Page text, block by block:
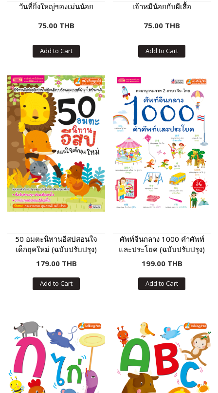
วันที่ยิ่งใหญ่ของเม่นน้อย
75.00 THB
Add to Cart
เจ้าหมีน้อยกับผีเสื้อ
75.00 THB
Add to Cart
50 อมตะนิทานอีสปสอนใจ
เด็กยุคใหม่ (ฉบับปรับปรุง)
179.00 THB
Add to Cart
ศัพท์จีนกลาง 1000 คำศัพท์
และประโยค (ฉบับปรับปรุง)
199.00 THB
Add to Cart